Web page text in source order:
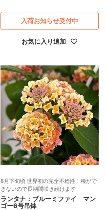
お気に入り追加
入荷お知らせ受付中
8月下旬頃 世界初の完全不稔性！種がで
きないので長期間咲き続けます
ランタナ：ブルーミファイ マン
ゴー6号吊鉢